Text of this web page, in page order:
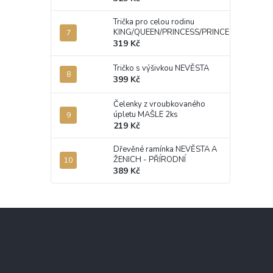
Trička pro celou rodinu
KING/QUEEN/PRINCESS/PRINCE
319 Kč
Tričko s výšivkou NEVĚSTA
399 Kč
Čelenky z vroubkovaného
úpletu MAŠLE 2ks
219 Kč
Dřevěné ramínka NEVĚSTA A
ŽENICH - PŘÍRODNÍ
389 Kč